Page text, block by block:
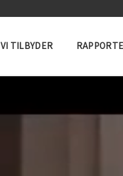
VI TILBYDER